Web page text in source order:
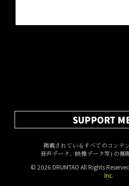
SUPPORT
掲載されているすべてのコンテ
音声データ、映像データ等)の無
© 2026 DRUMTAO All Rights
Inc.